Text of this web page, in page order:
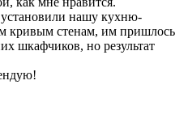
нашу кухню-
кривым стенам, им пришлось
шкафчиков, но результат